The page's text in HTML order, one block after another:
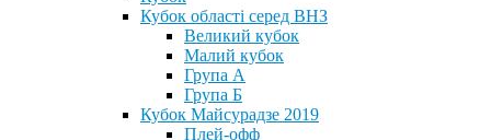
Кубок області серед ВНЗ
Великий кубок
Малий кубок
Група А
Група Б
Кубок Майсурадзе 2019
Плей-офф